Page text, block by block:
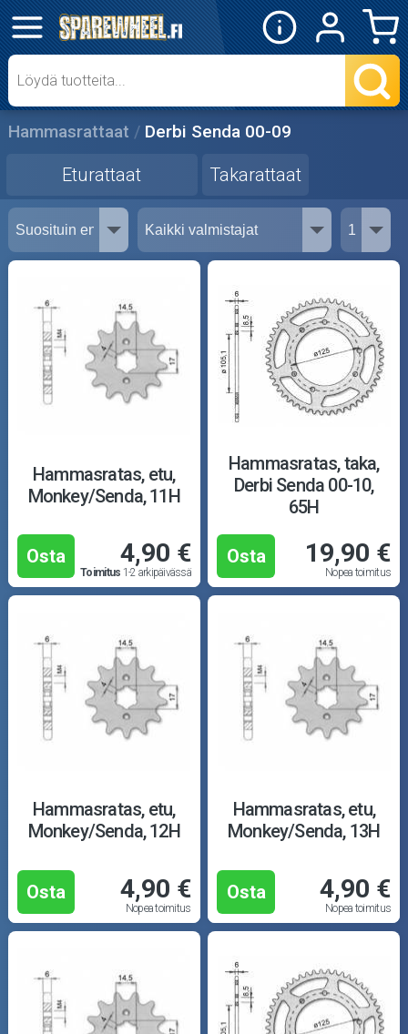
✕
Mopon osat
Eturattaat
Takarattaat
Skootterin osat
Crossipyörän osat
Moottoripyörän osat
Moottorikelkan osat
Mopoauton osat
Puutarha ja metsä
Ajovarusteet
Nastarenkaat
Renkaat ja vanteet
Öljyt ja kemikaalit
Työkalut
Hammasrattaat Derbi Senda 00-09
Eturattaat Takarattaat
Hammasratas, etu,
Monkey/Senda, 11H
Osta 4,90 €
Toimitus 1-2 arkipäivässä
Hammasratas, taka,
Derbi Senda 00-10,
65H
Osta 19,90 €
Nopea toimitus
Hammasratas, etu,
Monkey/Senda, 12H
Osta 4,90 €
Nopea toimitus
Hammasratas, etu,
Monkey/Senda, 13H
Osta 4,90 €
Nopea toimitus